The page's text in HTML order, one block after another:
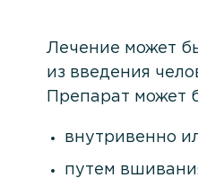
Лечение может
из введения
Препарат может
внутривенно
путем